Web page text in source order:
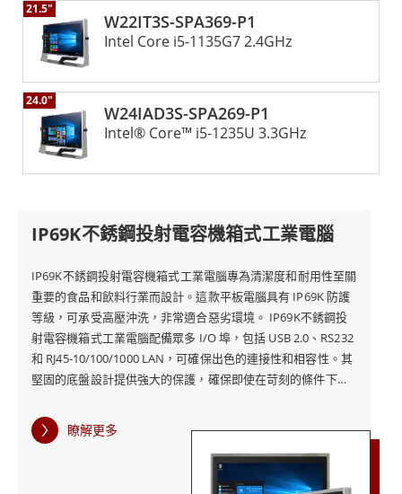
W22IT3S-SPA369-P1
21.5"
Intel Core i5-1135G7 2.4GHz
W24IAD3S-SPA269-P1
24.0"
Intel® Core™ i5-1235U 3.3GHz
IP69K不銹鋼投射電容機箱式工業電腦
IP69K不銹鋼投射電容機箱式工業電腦專為清潔度和耐用性至關
重要的食品和飲料行業而設計。這款平板電腦具有 IP69K 防護
等級，可承受高壓沖洗，非常適合惡劣環境。 IP69K不銹鋼投
射電容機箱式工業電腦配備眾多 I/O 埠，包括 USB 2.0、RS232
和 RJ45-10/100/1000 LAN，可確保出色的連接性和相容性。其
堅固的底盤設計提供強大的保護，確保即使在苛刻的條件下也
業的嚴格標準，兼具卓越的性能和卓越的耐用性。其先進的功
能和堅固的設計使其成為在關鍵應用中保持運作效率和衛生的
瞭解更多